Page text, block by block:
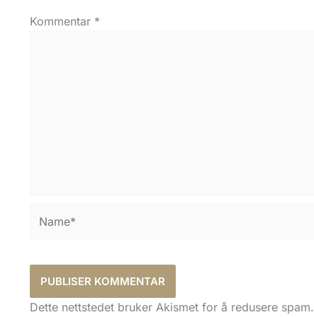
Kommentar *
Dette nettstedet bruker Akismet for å redusere spam.